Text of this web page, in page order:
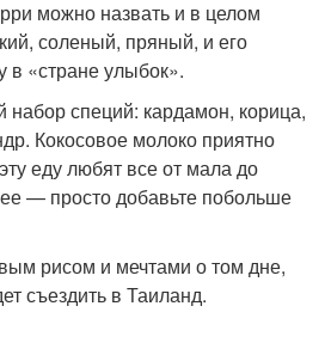
можно назвать и в целом
соленый, пряный, и его
в «стране улыбок».
специй: кардамон, корица,
Кокосовое молоко приятно
еду любят все от мала до
— просто добавьте побольше
рисом и мечтами о том дне,
съездить в Таиланд.